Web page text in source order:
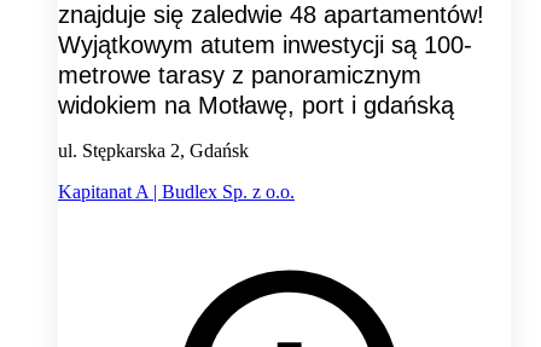
znajduje się zaledwie 48 apartamentów!
Wyjątkowym atutem inwestycji są 100-
metrowe tarasy z panoramicznym
widokiem na Motławę, port i gdańską
ul. Stępkarska 2, Gdańsk
Kapitanat A | Budlex Sp. z o.o.